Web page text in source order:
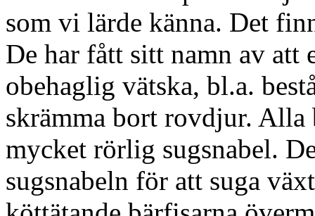
som vi lärde känna. Det
De har fått sitt namn av att
obehaglig vätska, bl.a.
skrämma bort rovdjur. Alla
mycket rörlig sugsnabel.
sugsnabeln för att suga